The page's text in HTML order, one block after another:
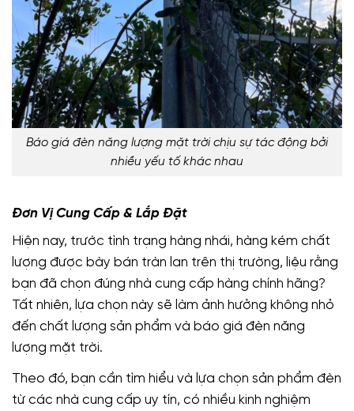
Báo giá đèn năng lượng mặt trời chịu sự tác động bởi
nhiều yếu tố khác nhau
Đơn Vị Cung Cấp & Lắp Đặt
Hiện nay, trước tình trạng hàng nhái, hàng kém chất
lượng được bày bán tràn lan trên thị trường, liệu rằng
bạn đã chọn đúng nhà cung cấp hàng chính hãng?
Tất nhiên, lựa chọn này sẽ làm ảnh hưởng không nhỏ
đến chất lượng sản phẩm và báo giá đèn năng
lượng mặt trời.
Theo đó, bạn cần tìm hiểu và lựa chọn sản phẩm đèn
từ các nhà cung cấp uy tín, có nhiều kinh nghiệm